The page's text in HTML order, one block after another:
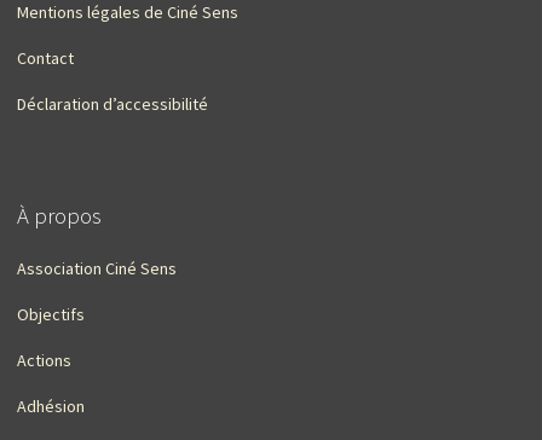
Mentions légales de Ciné Sens
Contact
Déclaration d’accessibilité
À propos
Association Ciné Sens
Objectifs
Actions
Adhésion